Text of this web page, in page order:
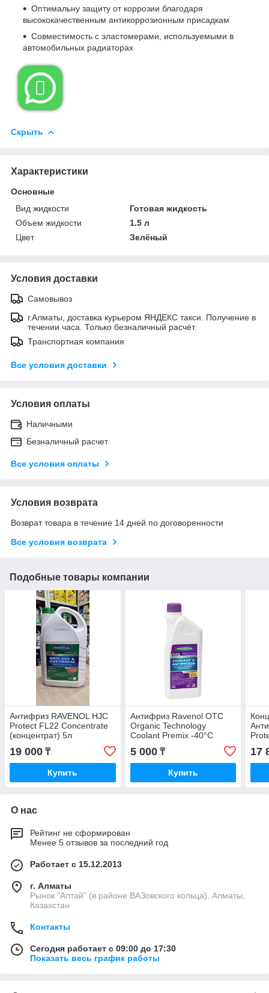
Оптимальну защиту от коррозии благодаря
высококачественным антикоррозионным присадкам
Совместимость с эластомерами, используемыми в
автомобильных радиаторах

Скрыть
Характеристики
Основные
Вид жидкости
Готовая жидкость
Объем жидкости
1.5 л
Цвет
Зелёный
Условия доставки
Самовывоз
г.Алматы, доставка курьером ЯНДЕКС такси. Получение в
течении часа. Только безналичный расчёт.
Транспортная компания
Все условия доставки
Условия оплаты
Наличными
Безналичный расчет
Все условия оплаты
Условия возврата
Возврат товара в течение 14 дней по договоренности
Все условия возврата
Подобные товары компании
Антифриз RAVENOL HJC
Protect FL22 Concentrate
(концентрат) 5л
19 000 ₸
Купить
Антифриз Ravenol OTC
Organic Technology
Coolant Premix -40°C
красно-лиловый 1,5L
5 000₸
Купить
17
О нас
Рейтинг не сформирован
Менее 5 отзывов за последний год
Работает с 15.12.2013
г. Алматы
Рынок "Алтай" (в районе ВАЗовского кольца), Алматы,
Казахстан
Контакты
Сегодня работает с 09:00 до 17:30
Показать весь график работы